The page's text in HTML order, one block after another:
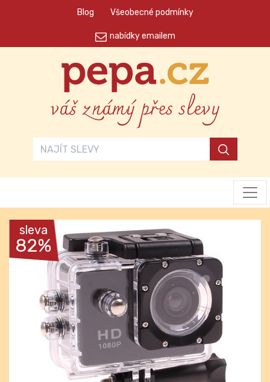
Blog Všeobecné podmínky
nabídky emailem
váš známý přes slevy
sleva
82%
Previous